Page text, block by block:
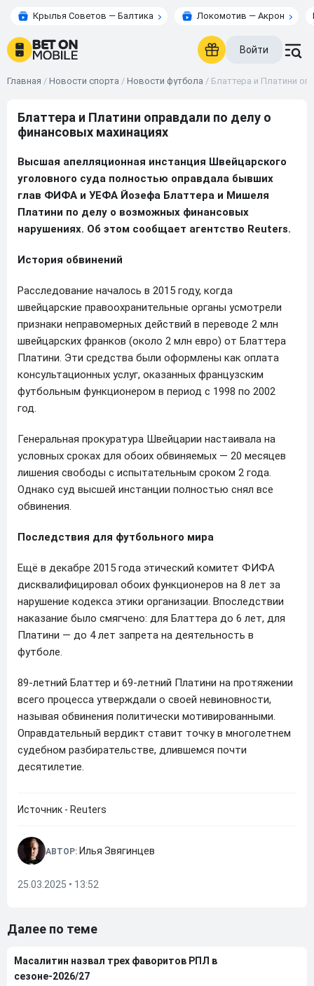
Крылья Советов — Балтика Локомотив — Акрон
Войти
Главная / Новости спорта / Новости футбола / Блаттера и Платини
Блаттера и Платини оправдали по делу о
финансовых махинациях
Высшая апелляционная инстанция Швейцарского
уголовного суда полностью оправдала бывших
глав ФИФА и УЕФА Йозефа Блаттера и Мишеля
Платини по делу о возможных финансовых
нарушениях. Об этом сообщает агентство Reuters.
История обвинений
Расследование началось в 2015 году, когда
швейцарские правоохранительные органы усмотрели
признаки неправомерных действий в переводе 2 млн
швейцарских франков (около 2 млн евро) от Блаттера
Платини. Эти средства были оформлены как оплата
консультационных услуг, оказанных французским
футбольным функционером в период с 1998 по 2002
год.
Генеральная прокуратура Швейцарии настаивала на
условных сроках для обоих обвиняемых — 20 месяцев
лишения свободы с испытательным сроком 2 года.
Однако суд высшей инстанции полностью снял все
обвинения.
Последствия для футбольного мира
Ещё в декабре 2015 года этический комитет ФИФА
дисквалифицировал обоих функционеров на 8 лет за
нарушение кодекса этики организации. Впоследствии
наказание было смягчено: для Блаттера до 6 лет, для
Платини — до 4 лет запрета на деятельность в
футболе.
89-летний Блаттер и 69-летний Платини на протяжении
всего процесса утверждали о своей невиновности,
называя обвинения политически мотивированными.
Оправдательный вердикт ставит точку в многолетнем
судебном разбирательстве, длившемся почти
десятилетие.
Источник - Reuters
АВТОР: Илья Звягинцев
25.03.2025 • 13:52
Далее по теме
Масалитин назвал трех фаворитов РПЛ в
сезоне-2026/27